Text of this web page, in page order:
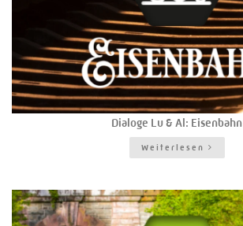
Dialoge Lu & Al: Eisenbahn
Weiterlesen